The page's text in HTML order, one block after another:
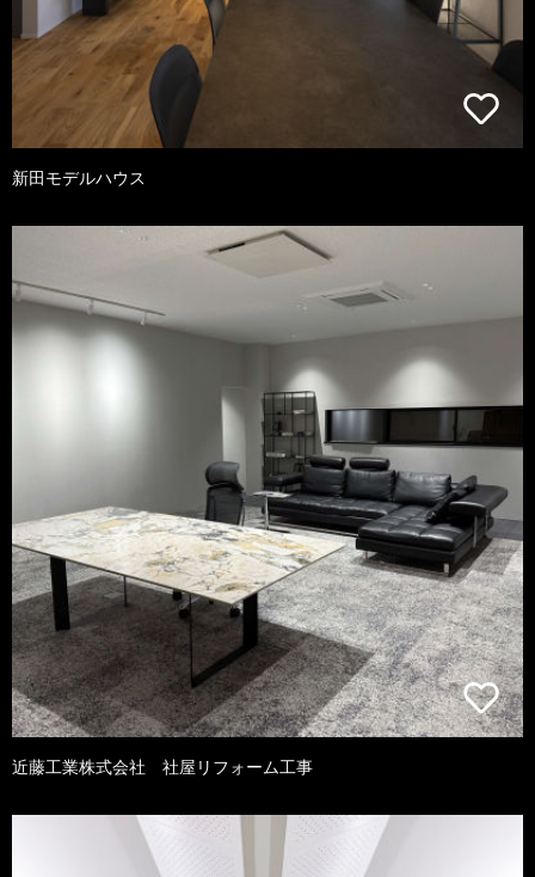
新田モデルハウス
近藤工業株式会社 社屋リフォーム工事